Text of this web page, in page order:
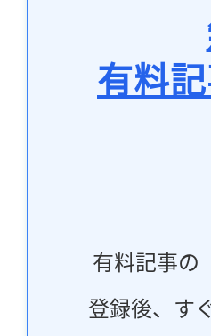
有料
有料記事の
登録後、す